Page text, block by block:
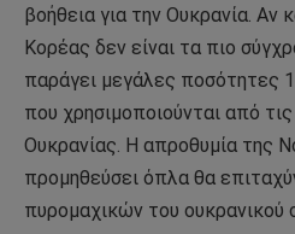
βοήθεια για την Ουκρανία. Αν
Κορέας δεν είναι τα πιο
παράγει μεγάλες ποσότητες
που χρησιμοποιούνται από
Ουκρανίας. Η απροθυμία της
προμηθεύσει όπλα θα
πυρομαχικών του ουκρανικού